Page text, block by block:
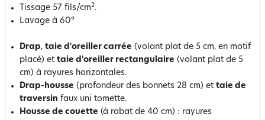
Tissage 57 fils/cm2.
Lavage à 60°
Drap, taie d'oreiller carrée (volant plat de 5 cm, en motif
placé) et taie d'oreiller rectangulaire (volant plat de 5
cm) à rayures horizontales.
Drap-housse (profondeur des bonnets 28 cm) et taie de
traversin faux uni tomette.
Housse de couette (à rabat de 40 cm) : rayures